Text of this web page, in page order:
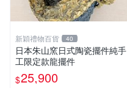
新穎禮物百貨 40
日本朱山窯日式陶瓷擺件純手
工限定款龍擺件
$25,900